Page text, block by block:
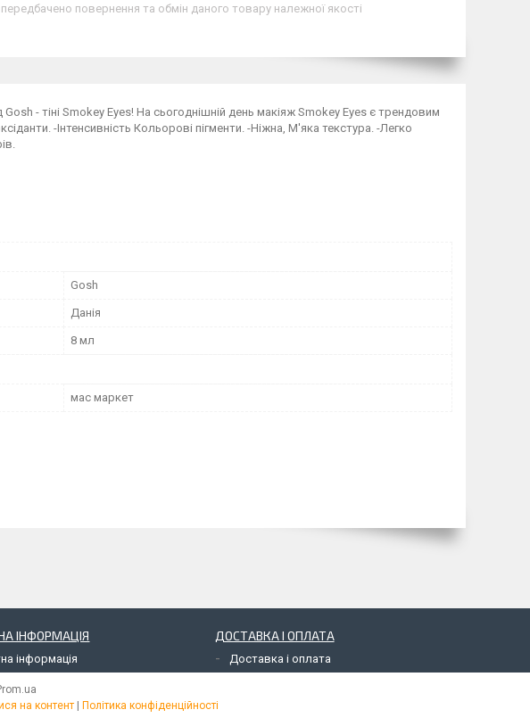
повернення та обмін даного товару належної якості
Gosh - тіні Smokey Eyes! На сьогоднішній день макіяж Smokey Eyes є трендовим
-Інтенсивність Кольорові пігменти. -Ніжна, М'яка текстура. -Легко
Gosh
Данія
8 мл
мас маркет
ІНФОРМАЦІЯ
інформація
ДОСТАВКА І ОПЛАТА
Доставка і оплата
на контент Політика конфіденційності